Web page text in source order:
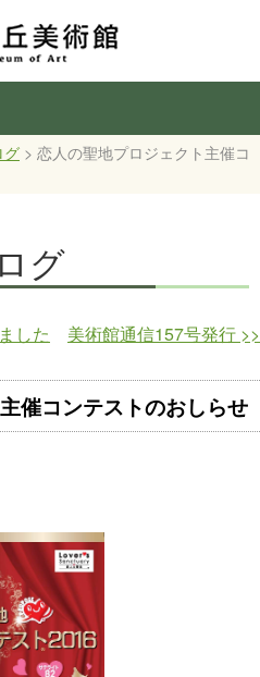
グ > 恋人の聖地プロジェクト主催コ
グ
した 美術館通信157号発行 >>
催コンテストのおしらせ